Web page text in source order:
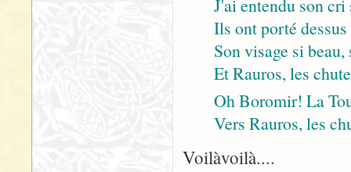
J'ai entendu son
Ils ont porté
Son visage si
Et Rauros, les
Oh Boromir! La
Vers Rauros, les
Voilàvoilà....